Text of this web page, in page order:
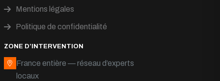
Mentions légales
Politique de confidentialité
ZONE D’INTERVENTION
France entière — réseau d’experts
locaux